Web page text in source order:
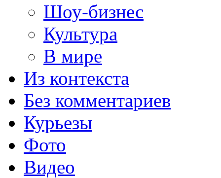
Шоу-бизнес
Культура
В мире
Из контекста
Без комментариев
Курьезы
Фото
Видео